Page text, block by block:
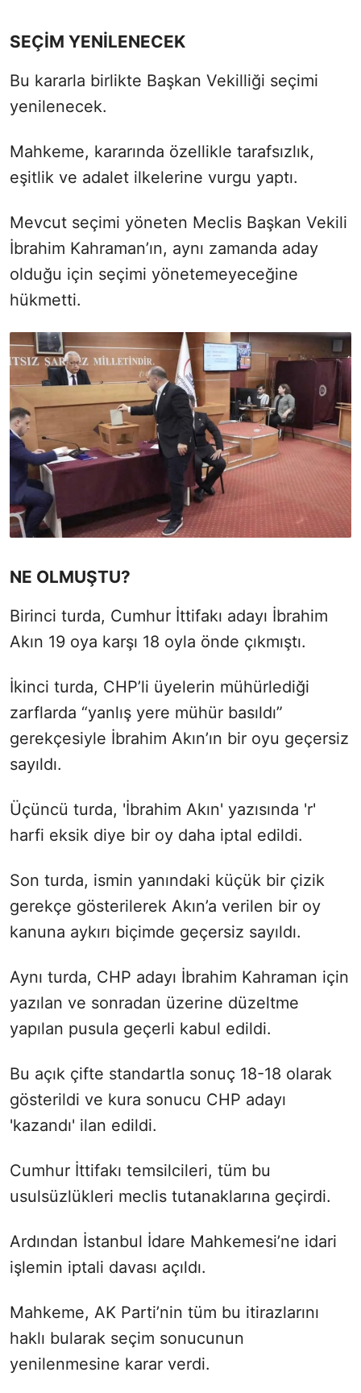
SEÇİM YENİLENECEK
Bu kararla birlikte Başkan Vekilliği seçimi
yenilenecek.
Mahkeme, kararında özellikle tarafsızlık,
eşitlik ve adalet ilkelerine vurgu yaptı.
Mevcut seçimi yöneten Meclis Başkan Vekili
İbrahim Kahraman’ın, aynı zamanda aday
olduğu için seçimi yönetemeyeceğine
hükmetti.
NE OLMUŞTU?
Birinci turda, Cumhur İttifakı adayı İbrahim
Akın 19 oya karşı 18 oyla önde çıkmıştı.
İkinci turda, CHP’li üyelerin mühürlediği
zarflarda “yanlış yere mühür basıldı”
gerekçesiyle İbrahim Akın’ın bir oyu geçersiz
sayıldı.
Üçüncü turda, 'İbrahim Akın' yazısında 'r'
harfi eksik diye bir oy daha iptal edildi.
Son turda, ismin yanındaki küçük bir çizik
gerekçe gösterilerek Akın’a verilen bir oy
kanuna aykırı biçimde geçersiz sayıldı.
Aynı turda, CHP adayı İbrahim Kahraman için
yazılan ve sonradan üzerine düzeltme
yapılan pusula geçerli kabul edildi.
Bu açık çifte standartla sonuç 18-18 olarak
gösterildi ve kura sonucu CHP adayı
'kazandı' ilan edildi.
Cumhur İttifakı temsilcileri, tüm bu
usulsüzlükleri meclis tutanaklarına geçirdi.
Ardından İstanbul İdare Mahkemesi’ne idari
işlemin iptali davası açıldı.
Mahkeme, AK Parti’nin tüm bu itirazlarını
haklı bularak seçim sonucunun
yenilenmesine karar verdi.